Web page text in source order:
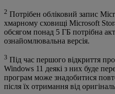
2 Потрібен обліковий запис
хмарному сховищі Microsoft
обсягом понад 5 ГБ потрібна
ознайомлювальна версія.
3 Під час першого відкриття
Windows 11 деякі з них буде
програм може знадобитися
після їх отримання від